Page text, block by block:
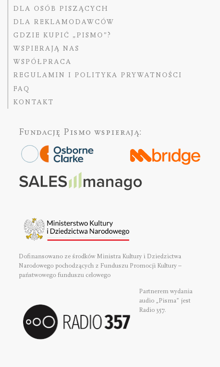
DLA OSÓB PISZĄCYCH
DLA REKLAMODAWCÓW
GDZIE KUPIĆ „PISMO”?
WSPIERAJĄ NAS
WSPÓŁPRACA
REGULAMIN I POLITYKA PRYWATNOŚCI
FAQ
KONTAKT
Fundację Pismo wspierają:
Dofinansowano ze środków Ministra Kultury i Dziedzictwa
Narodowego pochodzących z Funduszu Promocji Kultury –
państwowego funduszu celowego
Partnerem wydania
audio „Pisma” jest
Radio 357.